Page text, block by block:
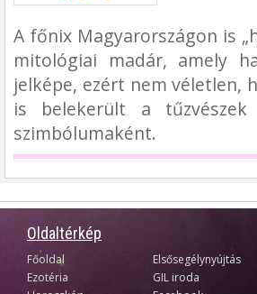
A főnix Magyarországon is
mitológiai madár, amely
jelképe, ezért nem véletlen,
is belekerült a
szimbólumaként.
Oldaltérkép
Főoldal
Ezotéria
Elsősegélynyújtás
GIL iroda